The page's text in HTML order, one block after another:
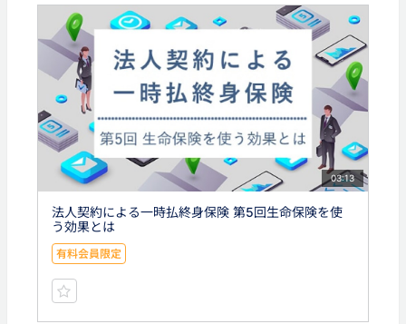
03:13
法人契約による一時払終身保険 第5回生命保険を使
う効果とは
有料会員限定